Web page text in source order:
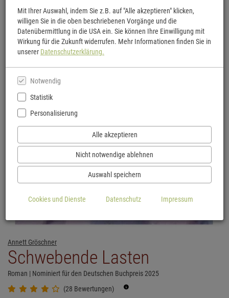
Mit Ihrer Auswahl, indem Sie z.B. auf "Alle akzeptieren" klicken,
willigen Sie in die oben beschriebenen Vorgänge und die
Datenübermittlung in die USA ein. Sie können Ihre Einwilligung mit
Wirkung für die Zukunft widerrufen. Mehr Informationen finden Sie in
unserer Datenschutzerklärung.
Notwendig
Statistik
Personalisierung
Alle akzeptieren
Nicht notwendige ablehnen
Auswahl speichern
Cookies und Dienste Datenschutz Impressum
Annett Gröschner
Schwebende Lasten
Roman | Nominiert für den Deutschen Buchpreis 2025
(28 Bewertungen)